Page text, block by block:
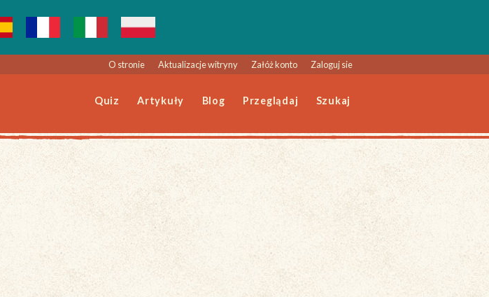
O stronie Aktualizacje witryny Załóż konto Zaloguj sie
Quiz Artykuły Blog Przeglądaj Szukaj